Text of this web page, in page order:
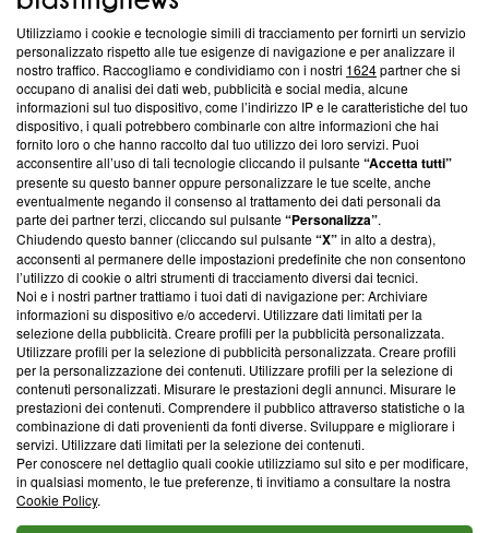
Questa sezione offre informazioni trasparenti su Blasting
News, sui nostri processi editoriali e su come ci impegniamo a
creare news di qualità. Inoltre, afferma la nostra aderenza a
‘Trust Project - News with Integrity’Blasting News non è
ancora membro del programma, ma ha richiesto di farne
parte; Trust Project non ha ancora effettuato una verifica di
conformità agli standard.
Su di noi
Team editoriale
Corporate
Redazione
Informativa Privacy
Cookie Policy
Blasting SA, IDI CHE-247.845.224, Via Carlo Frasca, 3 - 6900
Lugano (Svizzera) Tel:+39 0690258937
© 2026 Blasting News
Utilizziamo i cookie e tecnologie simili di tracciamento per fornirti un servizio
personalizzato rispetto alle tue esigenze di navigazione e per analizzare il
nostro traffico. Raccogliamo e condividiamo con i nostri 1624partner che si
occupano di analisi dei dati web, pubblicità e social media, alcune
informazioni sul tuo dispositivo, come l’indirizzo IP e le caratteristiche del tuo
dispositivo, i quali potrebbero combinarle con altre informazioni che hai
fornito loro o che hanno raccolto dal tuo utilizzo dei loro servizi. Puoi
acconsentire all’uso di tali tecnologie cliccando il pulsante“Accetta tutti”
presente su questo banner oppure personalizzare le tue scelte, anche
eventualmente negando il consenso al trattamento dei dati personali da
parte dei partner terzi, cliccando sul pulsante“Personalizza”.
Chiudendo questo banner (cliccando sul pulsante“X”in alto a destra),
acconsenti al permanere delle impostazioni predefinite che non consentono
l’utilizzo di cookie o altri strumenti di tracciamento diversi dai tecnici.
Noi e i nostri partner trattiamo i tuoi dati di navigazione per: Archiviare
informazioni su dispositivo e/o accedervi. Utilizzare dati limitati per la
selezione della pubblicità. Creare profili per la pubblicità personalizzata.
Utilizzare profili per la selezione di pubblicità personalizzata. Creare profili
per la personalizzazione dei contenuti. Utilizzare profili per la selezione di
contenuti personalizzati. Misurare le prestazioni degli annunci. Misurare le
prestazioni dei contenuti. Comprendere il pubblico attraverso statistiche o la
combinazione di dati provenienti da fonti diverse. Sviluppare e migliorare i
servizi. Utilizzare dati limitati per la selezione dei contenuti.
Per conoscere nel dettaglio quali cookie utilizziamo sul sito e per modificare,
in qualsiasi momento, le tue preferenze, ti invitiamo a consultare la nostra
Cookie Policy.